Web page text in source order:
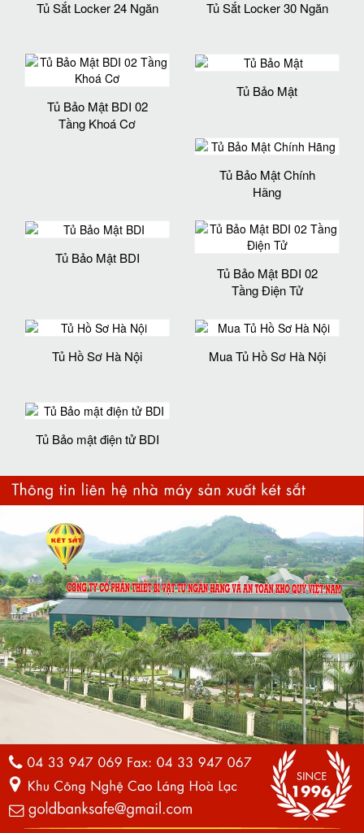
Tủ Sắt Locker 24 Ngăn Tủ Sắt Locker 30 Ngăn
Tủ Bảo Mật BDI 02
Tầng Khoá Cơ
Tủ Bảo Mật
Tủ Bảo Mật Chính
Hãng
Tủ Bảo Mật BDI
Tủ Bảo Mật BDI 02
Tầng Điện Tử
Tủ Hồ Sơ Hà Nội Mua Tủ Hồ Sơ Hà Nội
Tủ Bảo mật điện tử BDI